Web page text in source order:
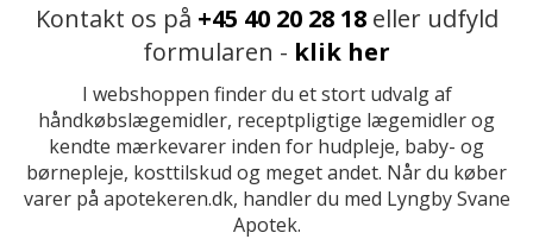
Kontakt os på +45 40 20 28 18eller udfyld
formularen - klik her
I webshoppen finder du et stort udvalg af
håndkøbslægemidler, receptpligtige lægemidler og
kendte mærkevarer inden for hudpleje, baby- og
børnepleje, kosttilskud og meget andet. Når du køber
varer på apotekeren.dk, handler du med Lyngby Svane
Apotek.